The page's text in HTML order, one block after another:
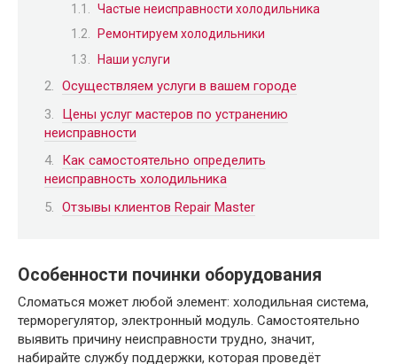
Частые неисправности холодильника
Ремонтируем холодильники
Наши услуги
Осуществляем услуги в вашем городе
Цены услуг мастеров по устранению
неисправности
Как самостоятельно определить
неисправность холодильника
Отзывы клиентов Repair Master
Особенности починки оборудования
Сломаться может любой элемент: холодильная система,
терморегулятор, электронный модуль. Самостоятельно
выявить причину неисправности трудно, значит,
набирайте службу поддержки, которая проведёт